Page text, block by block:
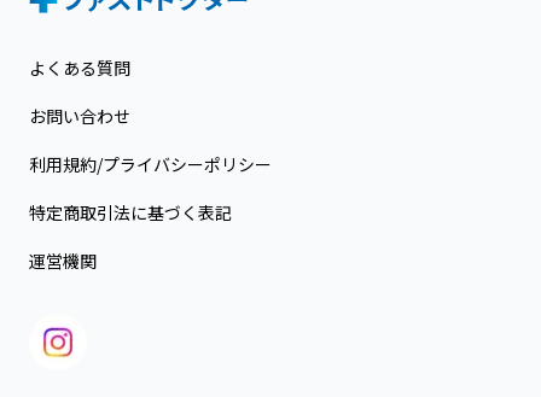
よくある質問
お問い合わせ
利用規約/プライバシーポリシー
特定商取引法に基づく表記
運営機関